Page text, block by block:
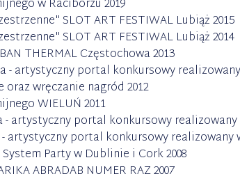
w Raciborzu 2019
SLOT ART FESTIWAL Lubiąż 2015
SLOT ART FESTIWAL Lubiąż 2014
THERMAL Częstochowa 2013
- artystyczny portal konkursowy
oraz wręczanie nagród 2012
WIELUŃ 2011
artystyczny portal konkursowy realizowany
artystyczny portal konkursowy realizowany
Party w Dublinie i Cork 2008
ABRADAB NUMER RAZ 2007